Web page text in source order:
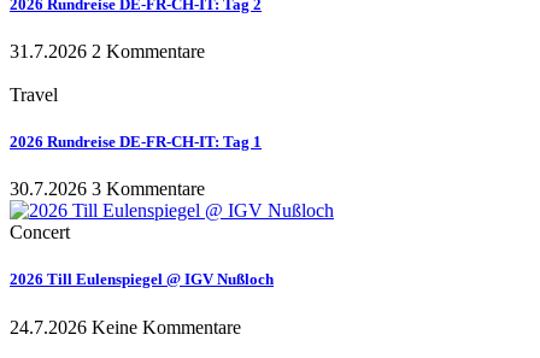
2026 Rundreise DE-FR-CH-IT: Tag 2
31.7.2026 2 Kommentare
Travel
2026 Rundreise DE-FR-CH-IT: Tag 1
30.7.2026 3 Kommentare
Concert
2026 Till Eulenspiegel @ IGV Nußloch
24.7.2026 Keine Kommentare